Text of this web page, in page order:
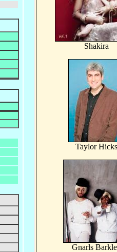
Shakira
Taylor Hicks
Gnarls